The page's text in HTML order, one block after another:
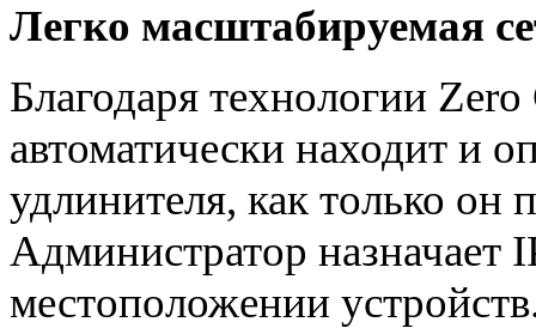
Легко масштабируемая
Благодаря технологии
автоматически находит и
удлинителя, как только он
Администратор назначает
местоположении